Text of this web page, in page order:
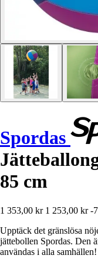
Spordas
85 cm
1 353,00 kr 1 253,00 kr -
Upptäck det gränslösa
jättebollen Spordas. Den
användas i alla samhällen!